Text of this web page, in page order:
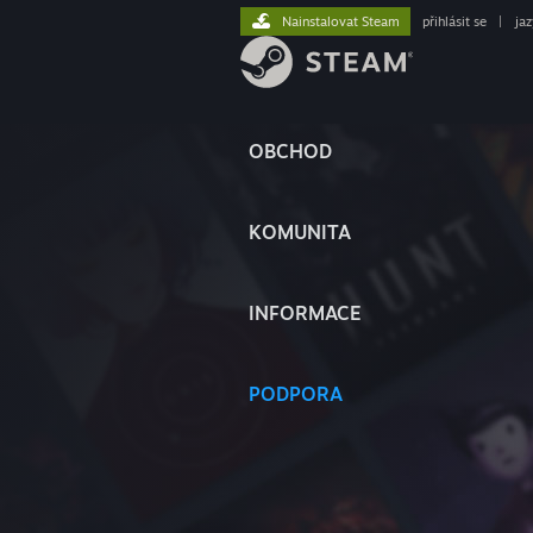
OBCHOD
KOMUNITA
INFORMACE
PODPORA
Nainstalovat Steam přihlásit se